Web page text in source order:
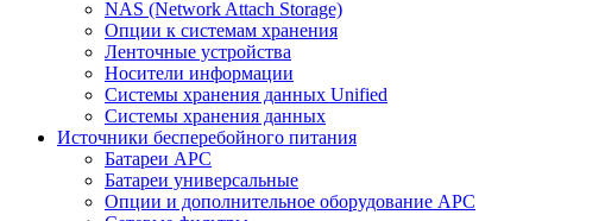
NAS (Network Attach Storage)
Опции к системам хранения
Ленточные устройства
Носители информации
Системы хранения данных Unified
Системы хранения данных
Источники бесперебойного питания
Батареи APC
Батареи универсальные
Опции и дополнительное оборудование АРС